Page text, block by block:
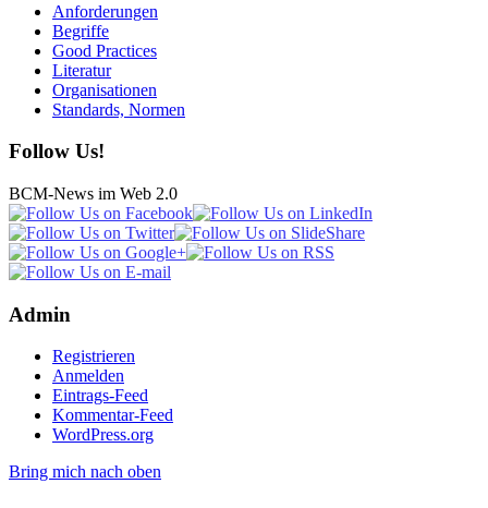
Anforderungen
Begriffe
Good Practices
Literatur
Organisationen
Standards, Normen
Follow Us!
BCM-News im Web 2.0
Admin
Registrieren
Anmelden
Eintrags-Feed
Kommentar-Feed
WordPress.org
Bring mich nach oben